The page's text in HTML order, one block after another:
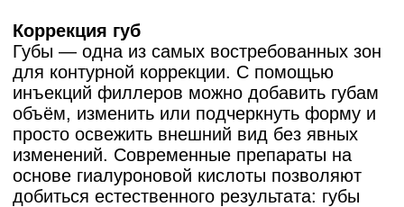
Гиалуроновая кислота
Самый популярный компонент.
Естественным образом присутствует в коже
и отвечает за её увлажнённость и
эластичность. Филлеры на основе
гиалуроновой кислоты мгновенно улучшают
состояние кожи, разглаживают морщины и
визуально освежают лицо. Они полностью
совместимы с тканями, имеют низкий риск
аллергии и позволяют при необходимости
скорректировать результат. Но эффект от
гиалуроновой кислоты длится гораздо
меньше, чем от других препаратов.